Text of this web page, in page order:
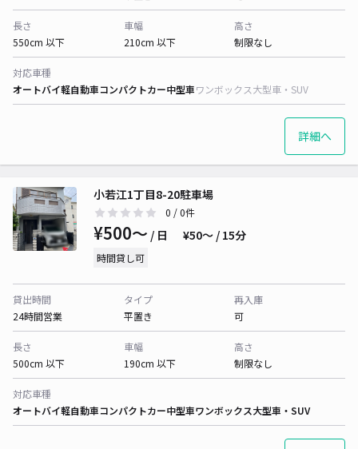
長さ
550cm 以下
車幅
210cm 以下
高さ
制限なし
対応車種
オートバイ軽自動車コンパクトカー中型車ワンボックス大型車・SUV
詳細へ
小若江1丁目8-20駐車場
0 / 0件
¥500〜 / 日 ¥50〜 / 15分
時間貸し可
貸出時間
24時間営業
タイプ
平置き
再入庫
可
長さ
500cm 以下
車幅
190cm 以下
高さ
制限なし
対応車種
オートバイ軽自動車コンパクトカー中型車ワンボックス大型車・SUV